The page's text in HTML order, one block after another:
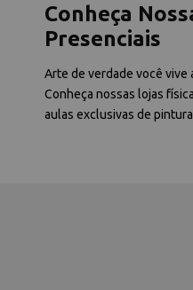
Conheça
Presenciais
Arte de verdade você vive
Conheça nossas lojas
aulas exclusivas de